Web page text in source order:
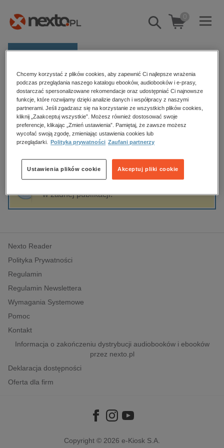
Pokaż/schowaj
wyszukiwarkę
0
E-prasa
Kategorie
Zobacz wszystkie E-prasa
budownictwo, aranżacja wnętrz
biznesowe, branżowe, gospodarka
edukacja
hobby, sport, rozrywka
komputery, internet, technologie, informatyka
polityka, społeczno-informacyjne
psychologiczne
inne
popularno-naukowe
historia
Strona główna Chris Voss
Chris Voss
Sortowanie Filtrowanie
w żadnej publikacji.
Nexto Reader
Polityka Prywatności
Regulamin
Regulamin Newslettera
Wymagania Systemowe
Pomoc
Kontakt
Informacja o zakończeniu dystrybucji audiobooków i ebooków
przez nexto.pl
Deklaracja dostępności
Oferta dla firm
Copyright © 2026 e-Kiosk S.A.
Chcemy korzystać z plików cookies, aby zapewnić Ci najlepsze wrażenia
podczas przeglądania naszego katalogu ebooków, audiobooków i e-prasy,
dostarczać spersonalizowane rekomendacje oraz udostępniać Ci najnowsze
funkcje, które rozwijamy dzięki analizie danych i współpracy z naszymi
partnerami. Jeśli zgadzasz się na korzystanie ze wszystkich plików cookies,
kliknij „Zaakceptuj wszystkie”. Możesz również dostosować swoje
preferencje, klikając „Zmień ustawienia”. Pamiętaj, że zawsze możesz
wycofać swoją zgodę, zmieniając ustawienia cookies lub
przeglądarki.
Polityka prywatności Zaufani partnerzy
Akceptuj pliki cookie
Ustawienia plików cookie